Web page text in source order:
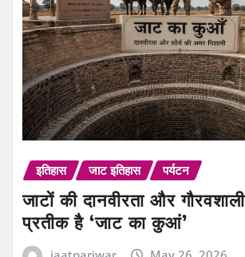
इतिहास जाट इतिहास पर्यटन
जाटों की दानवीरता और
प्रतीक है ‘जाट का कुआं’